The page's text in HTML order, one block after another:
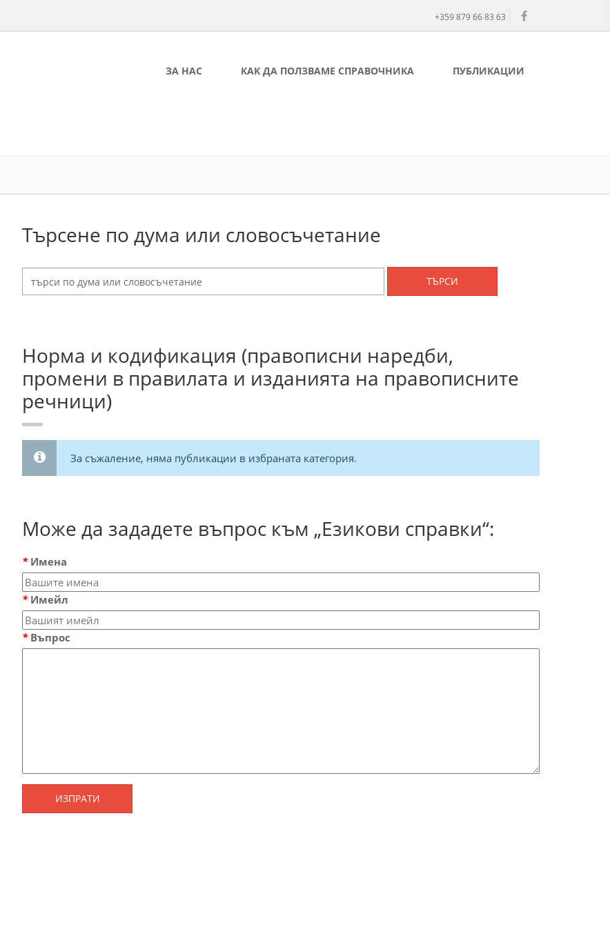
+359 879 66 83 63
ЗА НАС КАК ДА ПОЛЗВАМЕ СПРАВОЧНИКА ПУБЛИКАЦИИ
Търсене по дума или словосъчетание
ТЪРСИ
Норма и кодификация (правописни наредби,
промени в правилата и изданията на правописните
речници)
За съжаление, няма публикации в избраната категория.
Може да зададете въпрос към „Езикови справки“:
*Имена
*Имейл
*Въпрос
ИЗПРАТИ